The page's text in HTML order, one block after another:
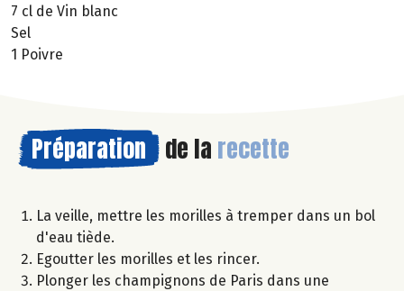
7 cl de Vin blanc
Sel
1 Poivre
Préparation de la recette
La veille, mettre les morilles à tremper dans un bol
d'eau tiède.
Egoutter les morilles et les rincer.
Plonger les champignons de Paris dans une